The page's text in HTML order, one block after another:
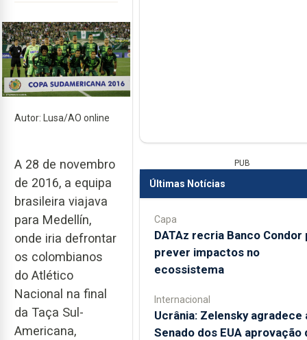
Autor: Lusa/AO online
A 28 de novembro
de 2016, a equipa
brasileira viajava
para Medellín,
onde iria defrontar
os colombianos
do Atlético
Nacional na final
da Taça Sul-
Americana,
PUB
Últimas Notícias
Capa
DATAz recria Banco Condor
prever impactos no
ecossistema
Internacional
Ucrânia: Zelensky agradece
Senado dos EUA aprovação